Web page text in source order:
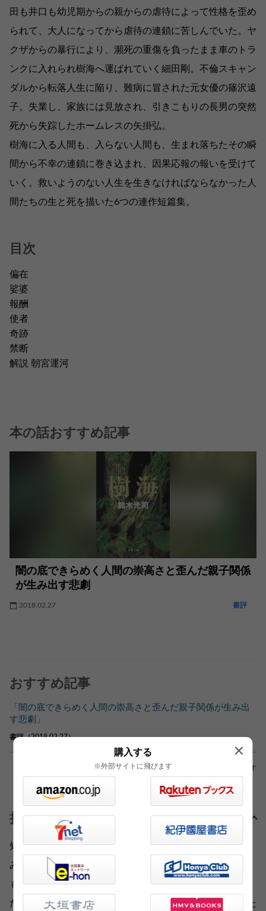
田も井口も幼児期からの親からの虐待によって性格を歪め
られて、大人になってから虐待の連鎖に苦しんでいた。ヤ
クザからの暴行により、瀕死の重傷を負ったまま車のトラ
ンクに入れられ樹海へ運ばれていく細田剛。不倫スキャン
ダルから転落人生に陥り、難病に冒された元女優の篠沢遠
子。失業し、家族には見放され、引きこもりの長男の突然
死から失踪したホームレスの矢掛弘。
樹海に入る人間も、入らない人間も、生まれ落ちたその瞬
間から不幸の連鎖に巻き込まれ、因果応報の報いを受けて
いく。救いようのない人生を生きなければならなかった人
間たちの生と死を描いた6つの連作短篇集。
目次
偏在
娑婆
報酬
使者
奇跡
禁断
解説 朝宮運河
本の話おすすめ記事
闇の底できらめく人間の崇高さと歪んだ親子関係
が生み出す悲劇
2018.02.27 書評
おすすめ記事
「闇の底できらめく人間の崇高さと歪んだ親子関係が生み出
す悲劇」
書評（2018.02.27）
※外部サイトへリンクしている場合もあります
担当編集者より
短編のひとつひとつが、複雑に絡み合っていて、2度読
み、3度読みするくらいおもしろい小説です。生きること
も大変だけど、死ぬのも大変なのだと考えさせられまし
た。作品の中である企業の社長が「幸運であると自覚した
購入する
※外部サイトに飛びます